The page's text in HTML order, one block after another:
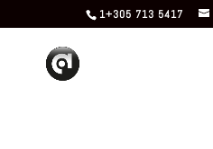
1+305 713 5417